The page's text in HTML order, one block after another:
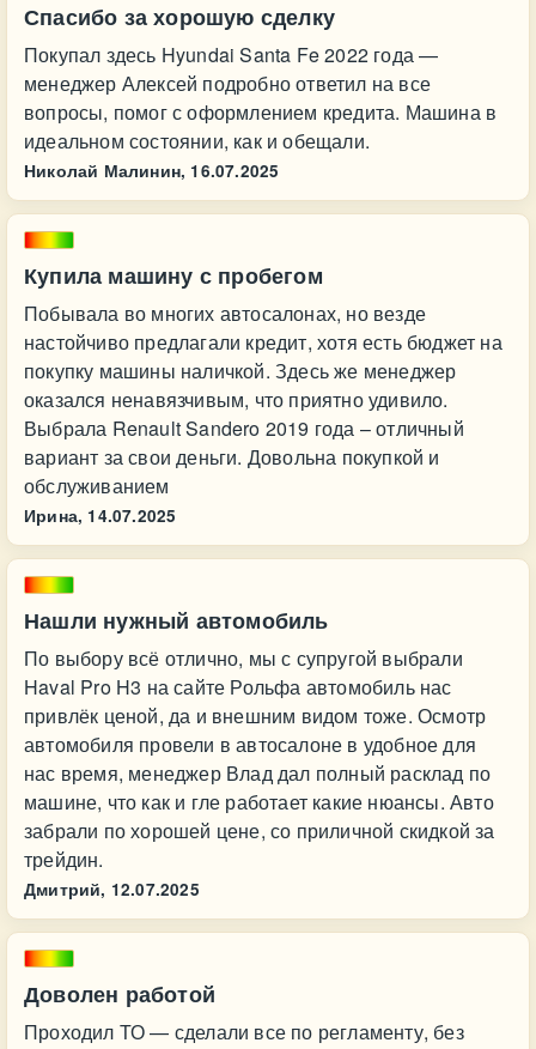
Спасибо за хорошую сделку
Покупал здесь Hyundai Santa Fe 2022 года —
менеджер Алексей подробно ответил на все
вопросы, помог с оформлением кредита. Машина в
идеальном состоянии, как и обещали.
Николай Малинин, 16.07.2025
Купила машину с пробегом
Побывала во многих автосалонах, но везде
настойчиво предлагали кредит, хотя есть бюджет на
покупку машины наличкой. Здесь же менеджер
оказался ненавязчивым, что приятно удивило.
Выбрала Renault Sandero 2019 года – отличный
вариант за свои деньги. Довольна покупкой и
обслуживанием
Ирина, 14.07.2025
Нашли нужный автомобиль
По выбору всё отлично, мы с супругой выбрали
Haval Pro H3 на сайте Рольфа автомобиль нас
привлёк ценой, да и внешним видом тоже. Осмотр
автомобиля провели в автосалоне в удобное для
нас время, менеджер Влад дал полный расклад по
машине, что как и гле работает какие нюансы. Авто
забрали по хорошей цене, со приличной скидкой за
трейдин.
Дмитрий, 12.07.2025
Доволен работой
Проходил ТО — сделали все по регламенту, без